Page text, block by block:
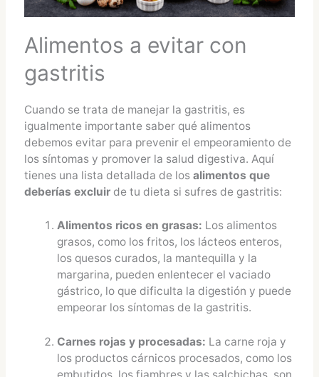
Alimentos a evitar con
gastritis
Cuando se trata de manejar la gastritis, es
igualmente importante saber qué alimentos
debemos evitar para prevenir el empeoramiento de
los síntomas y promover la salud digestiva. Aquí
tienes una lista detallada de los alimentos que
deberías excluirde tu dieta si sufres de gastritis:
Alimentos ricos en grasas: Los alimentos
grasos, como los fritos, los lácteos enteros,
los quesos curados, la mantequilla y la
margarina, pueden enlentecer el vaciado
gástrico, lo que dificulta la digestión y puede
empeorar los síntomas de la gastritis.
Carnes rojas y procesadas: La carne roja y
los productos cárnicos procesados, como los